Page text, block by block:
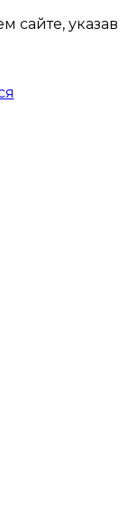
сайте, указав